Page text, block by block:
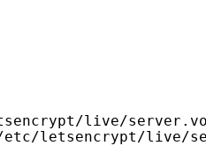
live/
etc/letsencrypt/live/